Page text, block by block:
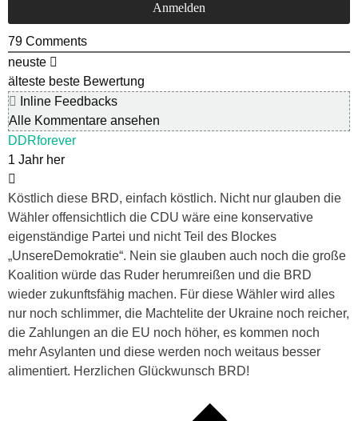
79 Comments
neuste
älteste beste Bewertung
Inline Feedbacks
Alle Kommentare ansehen
DDRforever
1 Jahr her
Köstlich diese BRD, einfach köstlich. Nicht nur glauben die
Wähler offensichtlich die CDU wäre eine konservative
eigenständige Partei und nicht Teil des Blockes
„UnsereDemokratie“. Nein sie glauben auch noch die große
Koalition würde das Ruder herumreißen und die BRD
wieder zukunftsfähig machen. Für diese Wähler wird alles
nur noch schlimmer, die Machtelite der Ukraine noch reicher,
die Zahlungen an die EU noch höher, es kommen noch
mehr Asylanten und diese werden noch weitaus besser
alimentiert. Herzlichen Glückwunsch BRD!